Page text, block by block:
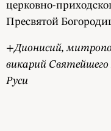
церковно-
Пресвятой
+Дионисий,
викарий Святейшего
Руси